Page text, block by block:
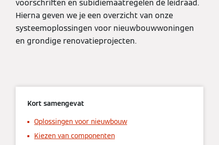
voorschriften en subidiemaatregelen de leidraad.
Hierna geven we je een overzicht van onze
systeemoplossingen voor nieuwbouwwoningen
en grondige renovatieprojecten.
Kort samengevat
Oplossingen voor nieuwbouw
Kiezen van componenten